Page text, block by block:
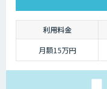
利用料金
月額15万円